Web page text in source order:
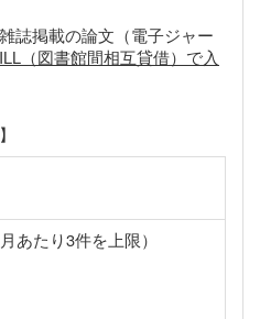
誌掲載の論文（電子ジャー
ILL（図書館間相互貸借）で入
あたり3件を上限）